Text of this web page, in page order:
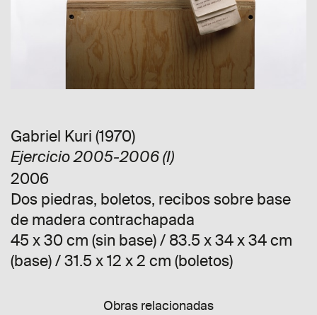
Gabriel Kuri (1970)
Ejercicio 2005-2006 (I)
2006
Dos piedras, boletos, recibos sobre base
de madera contrachapada
45 x 30 cm (sin base) / 83.5 x 34 x 34 cm
(base) / 31.5 x 12 x 2 cm (boletos)
Obras relacionadas